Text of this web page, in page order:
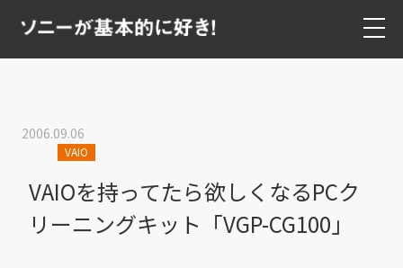
2006.09.06
VAIO
VAIOを持ってたら欲しくなるPCク
リーニングキット「VGP-CG100」